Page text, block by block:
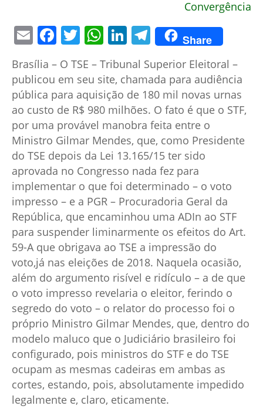
Convergência
EmailFacebook
Twitter
WhatsApp
LinkedIn
Telegram
Share
Brasília – O TSE – Tribunal Superior Eleitoral –
publicou em seu site, chamada para audiência
pública para aquisição de 180 mil novas urnas
ao custo de R$ 980 milhões. O fato é que o STF,
por uma provável manobra feita entre o
Ministro Gilmar Mendes, que, como Presidente
do TSE depois da Lei 13.165/15 ter sido
aprovada no Congresso nada fez para
implementar o que foi determinado – o voto
impresso – e a PGR – Procuradoria Geral da
República, que encaminhou uma ADIn ao STF
para suspender liminarmente os efeitos do Art.
59-A que obrigava ao TSE a impressão do
voto,já nas eleições de 2018. Naquela ocasião,
além do argumento risível e ridículo – a de que
o voto impresso revelaria o eleitor, ferindo o
segredo do voto – o relator do processo foi o
próprio Ministro Gilmar Mendes, que, dentro do
modelo maluco que o Judiciário brasileiro foi
configurado, pois ministros do STF e do TSE
ocupam as mesmas cadeiras em ambas as
cortes, estando, pois, absolutamente impedido
legalmente e, claro, eticamente.